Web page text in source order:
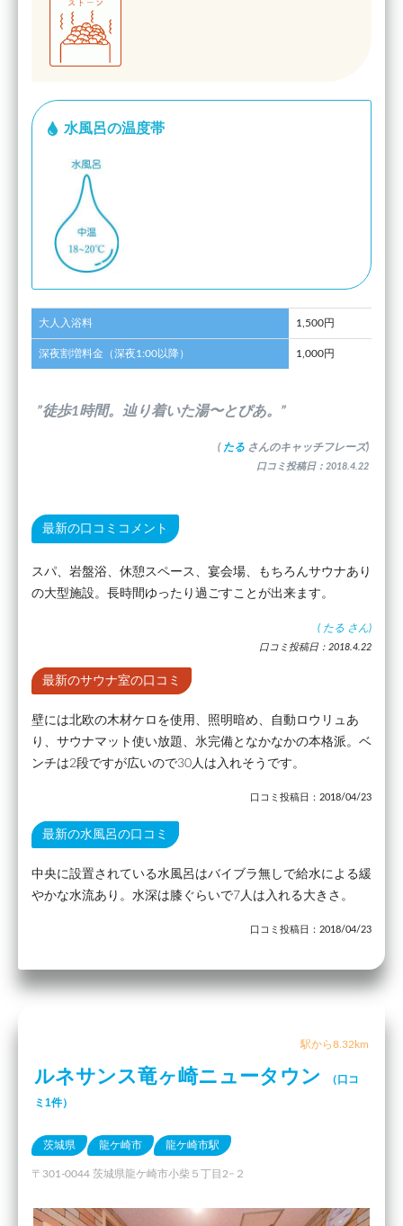
水風呂の温度帯
大人入浴料 1,500円
深夜割増料金（深夜1:00以降） 1,000円
”徒歩1時間。辿り着いた湯〜とぴあ。”
( たる さんのキャッチフレーズ)
口コミ投稿日：2018.4.22
最新の口コミコメント
スパ、岩盤浴、休憩スペース、宴会場、もちろんサウナあり
の大型施設。長時間ゆったり過ごすことが出来ます。
( たる さん)
口コミ投稿日：2018.4.22
最新のサウナ室の口コミ
壁には北欧の木材ケロを使用、照明暗め、自動ロウリュあ
り、サウナマット使い放題、氷完備となかなかの本格派。ベ
ンチは2段ですが広いので30人は入れそうです。
口コミ投稿日：2018/04/23
最新の水風呂の口コミ
中央に設置されている水風呂はバイブラ無しで給水による緩
やかな水流あり。水深は膝ぐらいで7人は入れる大きさ。
口コミ投稿日：2018/04/23
駅から8.32km
ルネサンス竜ヶ崎ニュータウン
（口コ
ミ1件）
茨城県 龍ケ崎市 龍ケ崎市駅
〒301-0044 茨城県龍ケ崎市小柴５丁目2−２